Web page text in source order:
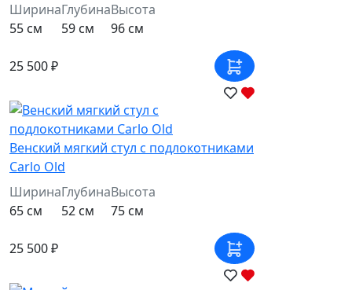
Ширина
55 см
Глубина
59 см
Высота
96 см
25 500 ₽
Венский мягкий стул с подлокотниками
Carlo Old
Ширина
65 см
Глубина
52 см
Высота
75 см
25 500 ₽